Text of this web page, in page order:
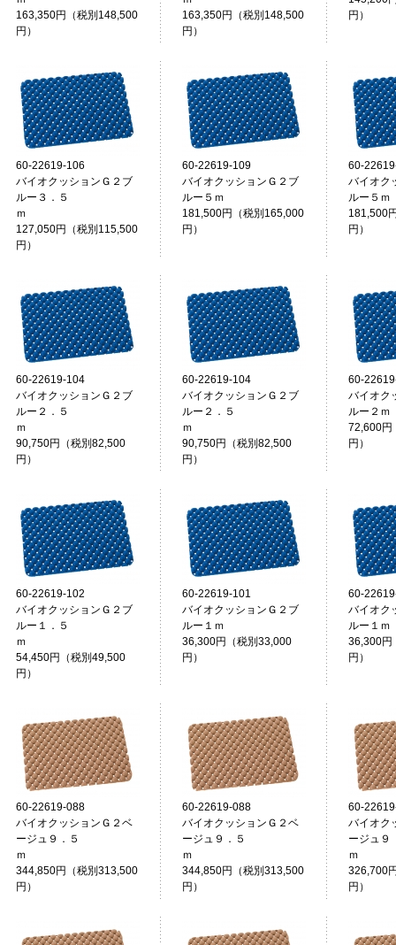
163,350円（税別148,500
円）
163,350円（税別148,500
円）
円）
60-22619-106
バイオクッションＧ２ブ
ルー３．５
ｍ
127,050円（税別115,500
円）
60-22619-109
バイオクッションＧ２ブ
ルー５ｍ
181,500円（税別165,000
円）
60-
バイオク
ルー５ｍ
181,500
円）
60-22619-104
バイオクッションＧ２ブ
ルー２．５
ｍ
90,750円（税別82,500
円）
60-22619-104
バイオクッションＧ２ブ
ルー２．５
ｍ
90,750円（税別82,500
円）
60-
バイオク
ルー２ｍ
72,600円
円）
60-22619-102
バイオクッションＧ２ブ
ルー１．５
ｍ
54,450円（税別49,500
円）
60-22619-101
バイオクッションＧ２ブ
ルー１ｍ
36,300円（税別33,000
円）
60-
バイオク
ルー１ｍ
36,300円
円）
60-22619-088
バイオクッションＧ２ベ
ージュ９．５
ｍ
344,850円（税別313,500
円）
60-22619-088
バイオクッションＧ２ベ
ージュ９．５
ｍ
344,850円（税別313,500
円）
60-
バイオク
ージュ９
326,700
円）